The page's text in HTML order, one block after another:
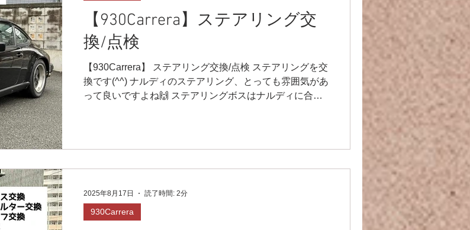
0775 ●小さなメンテナンスガレー
【930Carrera】ステアリング交
換/点検
【930Carrera】 ステアリング交換/点検 ステアリングを交
換です(^^) ナルディのステアリング、とっても雰囲気があ
って良いですよね🙌 ステアリングボスはナルディに合う
したね♫ 本日はあいにくの雨でしたが💦 どんどん楽しん
でください😁‼️ ありがとうございました✨ R9レーシング
https://youtube.com/channel/UCVNw0ykm_OJHNJF8UOY
uI-w 🔻LINE友達追加/LINEお問い合わせ🔻
https://lin.ee/4ek3yGk 📩r9.racingteam.911@gmail.com 🕊️
930Carrera
2025年8月17日 読了時間: 2分